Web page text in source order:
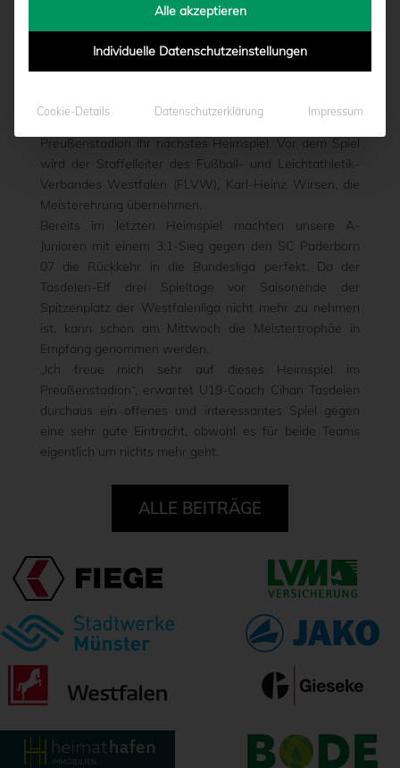
vonMarcel Weskamp|13.05.2014 - 11:37
U19 des SC Preußen 06 e.V. Münster im
Preußenstadion ihr nächstes Heimspiel. Vor dem Spiel
wird der Staffelleiter des Fußball- und Leichtathletik-
Verbandes Westfalen (FLVW), Karl-Heinz Wirsen, die
Meisterehrung übernehmen.
Bereits im letzten Heimspiel machten unsere A-
Junioren mit einem 3:1-Sieg gegen den SC Paderborn
07 die Rückkehr in die Bundesliga perfekt. Da der
Tasdelen-Elf drei Spieltage vor Saisonende der
Spitzenplatz der Westfalenliga nicht mehr zu nehmen
ist, kann schon am Mittwoch die Meistertrophäe in
Empfang genommen werden.
„Ich freue mich sehr auf dieses Heimspiel im
Preußenstadion“, erwartet U19-Coach Cihan Tasdelen
durchaus ein offenes und interessantes Spiel gegen
eine sehr gute Eintracht, obwohl es für beide Teams
eigentlich um nichts mehr geht.
ALLE BEITRÄGE
Alle akzeptieren
Individuelle Datenschutzeinstellungen
Cookie-Details Datenschutzerklärung Impressum